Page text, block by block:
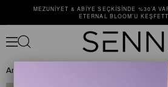
MEZUNIYET & ABIYE SEÇKISINDE %30’A
ETERNAL BLOOM’U
Anasayfa